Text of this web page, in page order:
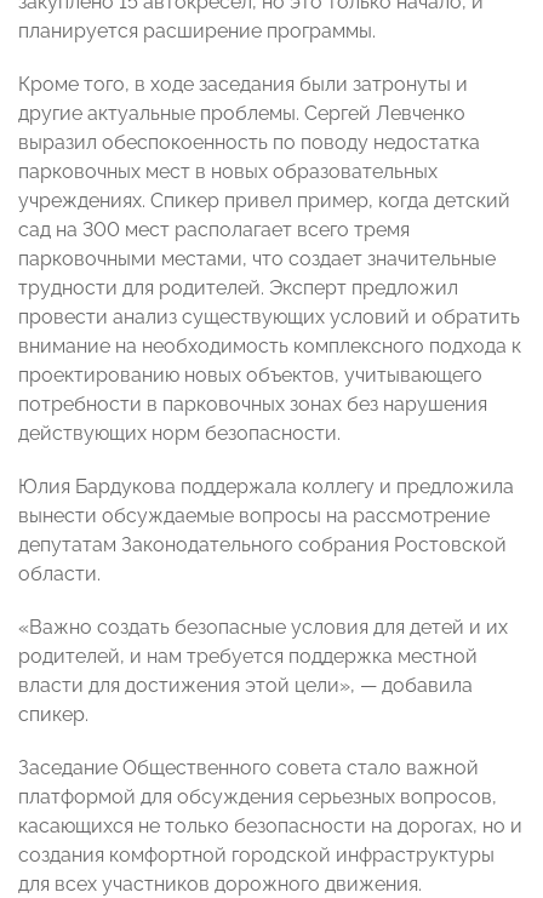
планируется расширение программы.
Кроме того, в ходе заседания были затронуты и
другие актуальные проблемы. Сергей Левченко
выразил обеспокоенность по поводу недостатка
парковочных мест в новых образовательных
учреждениях. Спикер привел пример, когда детский
сад на 300 мест располагает всего тремя
парковочными местами, что создает значительные
трудности для родителей. Эксперт предложил
провести анализ существующих условий и обратить
внимание на необходимость комплексного подхода к
проектированию новых объектов, учитывающего
потребности в парковочных зонах без нарушения
действующих норм безопасности.
Юлия Бардукова поддержала коллегу и предложила
вынести обсуждаемые вопросы на рассмотрение
депутатам Законодательного собрания Ростовской
области.
«Важно создать безопасные условия для детей и их
родителей, и нам требуется поддержка местной
власти для достижения этой цели», — добавила
спикер.
Заседание Общественного совета стало важной
платформой для обсуждения серьезных вопросов,
касающихся не только безопасности на дорогах, но и
создания комфортной городской инфраструктуры
для всех участников дорожного движения.